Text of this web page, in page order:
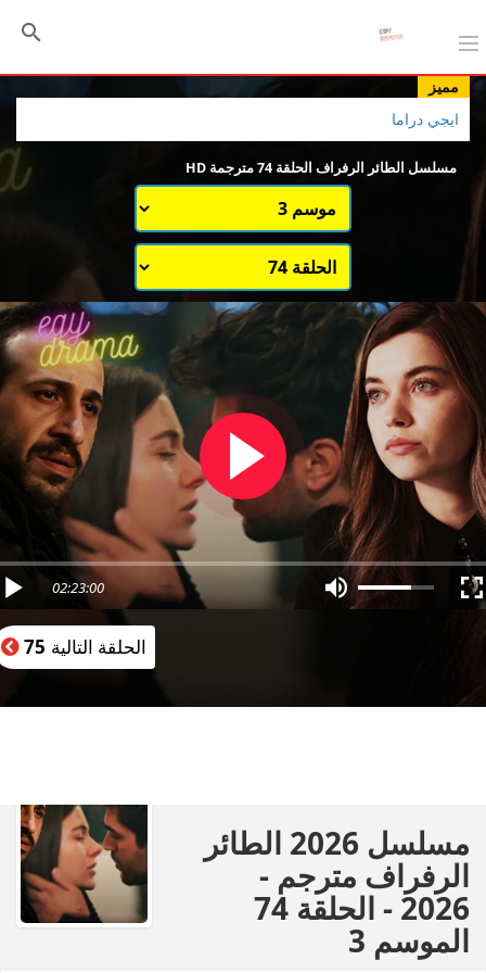
مميز
ايجي دراما
مسلسل الطائر الرفراف الحلقة 74 مترجمة HD
اختيار الموسم
قائمة حلقات الموسم 1
قائمة حلقات الموسم 3
02:23:00
الحلقة التالية 75
مسلسل 2026 الطائر
الرفراف مترجم -
2026 - الحلقة 74
الموسم 3